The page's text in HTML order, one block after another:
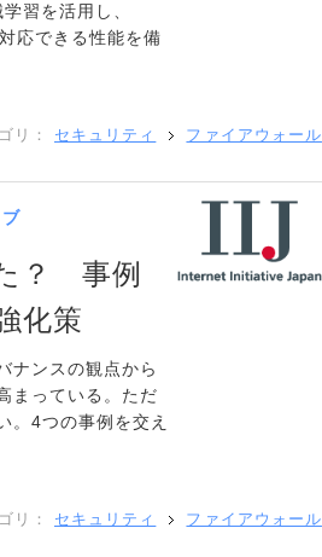
習を活用し、
応できる性能を備
リ： セキュリティ ファイアウォール
？ 事例
化策
ナンスの観点から
まっている。ただ
。4つの事例を交え
リ： セキュリティ ファイアウォール